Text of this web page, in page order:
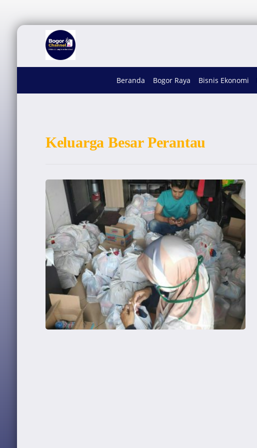
Beranda Bogor Raya Bisnis Ekonomi
Keluarga Besar Perantau